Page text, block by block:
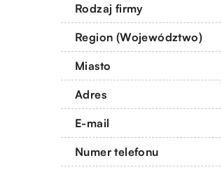
Rodzaj firmy
Region (Województwo)
Miasto
Adres
E-mail
Numer telefonu